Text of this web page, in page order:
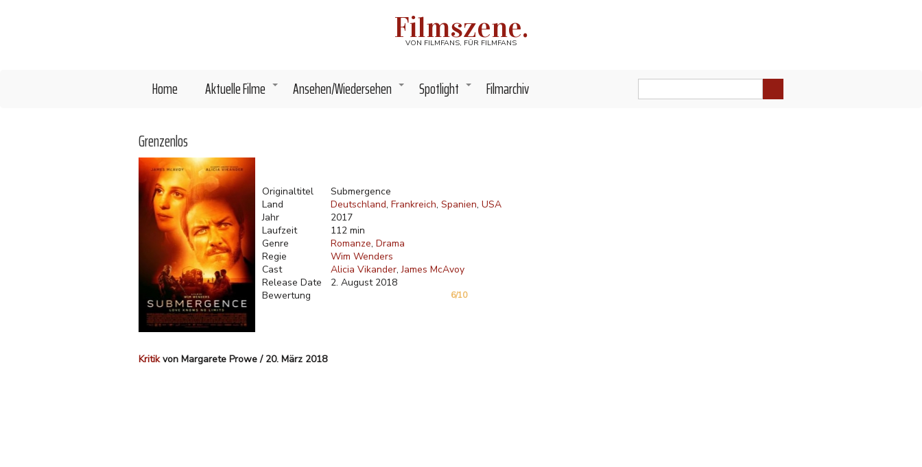
Filmszene.
VON FILMFANS, FÜR FILMFANS
Home +
Aktuelle Filme +
Ansehen/Wiedersehen +
Spotlight Filmarchiv
Grenzenlos
Originaltitel
Submergence
Land
Deutschland Frankreich Spanien USA
Jahr
2017
Laufzeit
112 min
Genre
Romanze Drama
Regie
Wim Wenders
Cast
Alicia Vikander James McAvoy
Release Date
2. August 2018
Bewertung
6/10
Kritikvon Margarete Prowe / 20. März 2018